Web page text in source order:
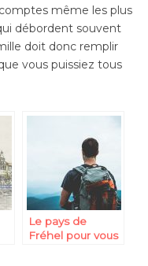
même les plus
débordent souvent
doit donc remplir
vous puissiez tous
Le pays de
Fréhel pour vous